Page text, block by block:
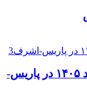
همبستگی با گردهمایی جهانی ایران آزاد ۱۴۰۵ در پاریس-